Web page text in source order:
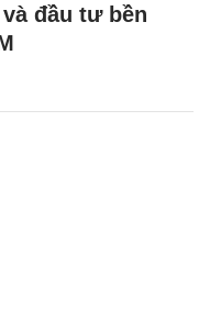
đầu tư bền